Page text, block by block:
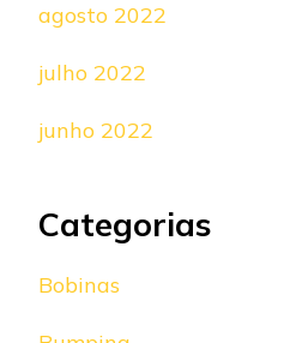
agosto 2022
julho 2022
junho 2022
Categorias
Bobinas